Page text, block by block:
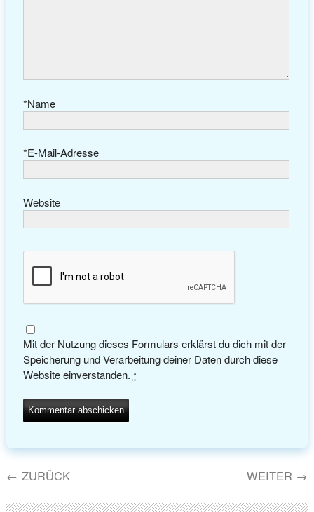
Name
*
E-Mail-Adresse
*
Website
Mit der Nutzung dieses Formulars erklärst du dich mit der
Speicherung und Verarbeitung deiner Daten durch diese
Website einverstanden. *
← ZURÜCK WEITER →